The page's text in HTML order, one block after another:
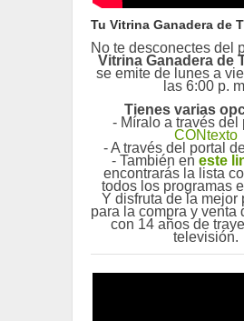
Tu Vitrina Ganadera de
No te desconectes del
Vitrina Ganadera de
se emite de lunes a
las 6:00 p.
Tienes varias
- Míralo a través del
CONtexto
- A través del portal
- También en este
encontrarás la lista
todos los programas
Y disfruta de la mejor
para la compra y venta
con 14 años de
televisión.